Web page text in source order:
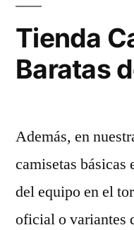
Pau
Tienda
Baratas
Además, en
camisetas
del equipo en el
oficial o variantes